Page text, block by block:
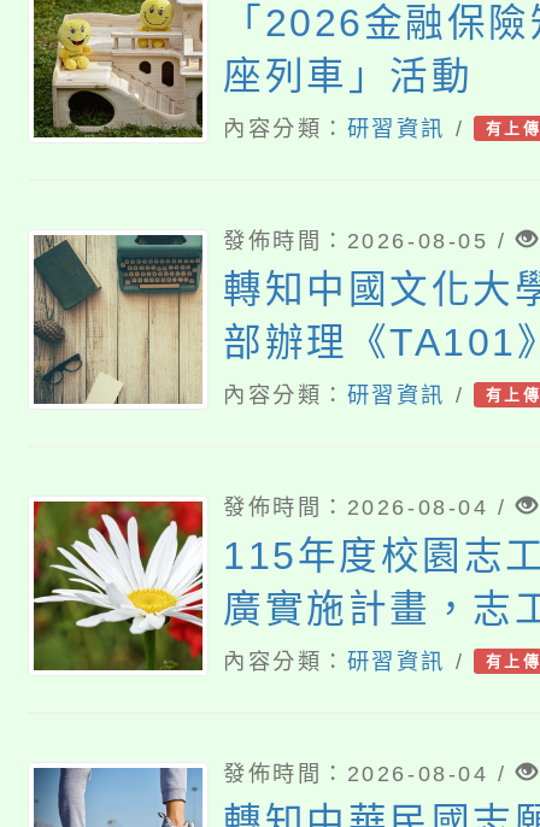
「2026金融保
座列車」活動
內容分類： 研習資訊 / 有上
發佈時間：2026-08-05 /
轉知中國文化大
部辦理《TA101
基礎認證課程，
商輔導、社會工
所師生報名參加
內容分類： 研習資訊 / 有上
發佈時間：2026-08-04 /
115年度校園志
廣實施計畫，志
「生命繪本動起
內容分類： 研習資訊 / 有上
發佈時間：2026-08-04 /